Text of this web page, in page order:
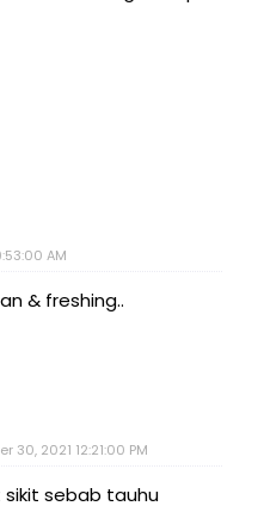
AM
& freshing..
30, 2021 12:21:00 PM
sikit sebab tauhu